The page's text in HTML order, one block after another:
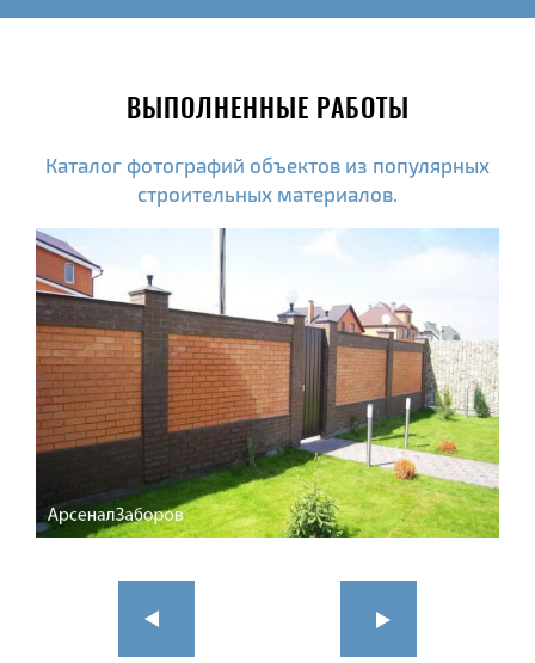
ВЫПОЛНЕННЫЕ РАБОТЫ
Каталог фотографий объектов из популярных
строительных материалов.